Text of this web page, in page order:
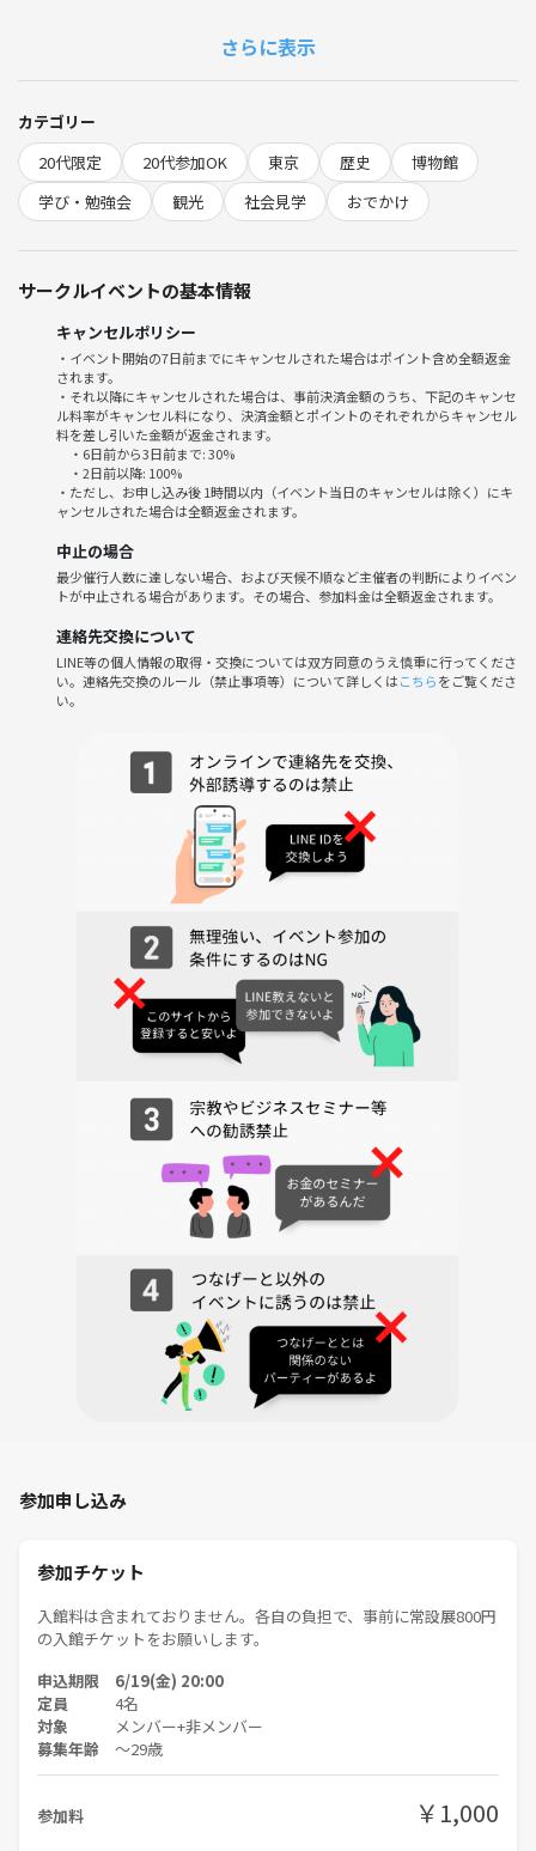
15:30 解散
※あまり回りきれなかった場合、最大30分、活動を延長します。
【その他】
・飲食、買い物をされる場合は、各自の負担でお願いします。
・ビジネス、宗教の勧誘等は一切求めておりませんので、お帰り下さ
さらに表示
カテゴリー
20代限定
20代参加OK 東京 歴史
博物館
学び・勉強会
観光 社会見学 おでかけ
サークルイベントの基本情報
キャンセルポリシー
・イベント開始の7日前までにキャンセルされた場合はポイント含め全額返金
されます。
・それ以降にキャンセルされた場合は、事前決済金額のうち、下記のキャンセ
ル料率がキャンセル料になり、決済金額とポイントのそれぞれからキャンセル
料を差し引いた金額が返金されます。
・6日前から3日前まで: 30%
・2日前以降: 100%
・ただし、お申し込み後 1時間以内（イベント当日のキャンセルは除く）にキ
ャンセルされた場合は全額返金されます。
中止の場合
最少催行人数に達しない場合、および天候不順など主催者の判断によりイベン
トが中止される場合があります。その場合、参加料金は全額返金されます。
連絡先交換について
LINE等の個人情報の取得・交換については双方同意のうえ慎重に行ってくださ
い。連絡先交換のルール（禁止事項等）について詳しくはこちらをご覧くださ
い。
参加申し込み
参加チケット
入館料は含まれておりません。各自の負担で、事前に常設展800円
の入館チケットをお願いします。
申込期限 6/19(金) 20:00
定員 4名
対象 メンバー+非メンバー
募集年齢 〜29歳
参加料 ￥1,000